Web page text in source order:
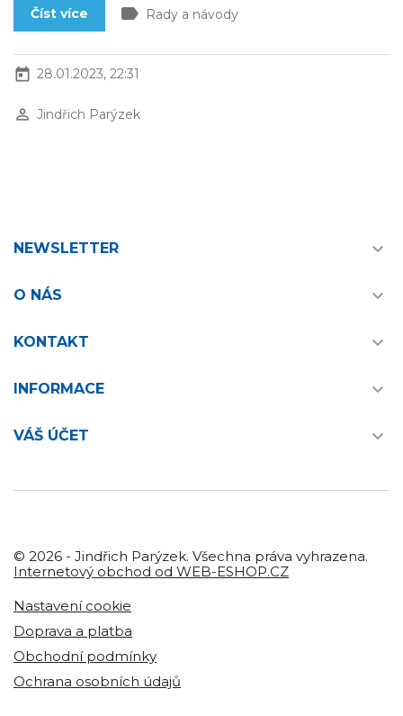
Číst více label Rady a návody
today 28.01.2023, 22:31
perm_identity Jindřich Parýzek
NEWSLETTER 
O NÁS 
KONTAKT 
INFORMACE 
VÁŠ ÚČET 
© 2026 - Jindřich Parýzek. Všechna práva vyhrazena.
Internetový obchod od WEB-ESHOP.CZ
Nastavení cookie
Doprava a platba
Obchodní podmínky
Ochrana osobních údajů